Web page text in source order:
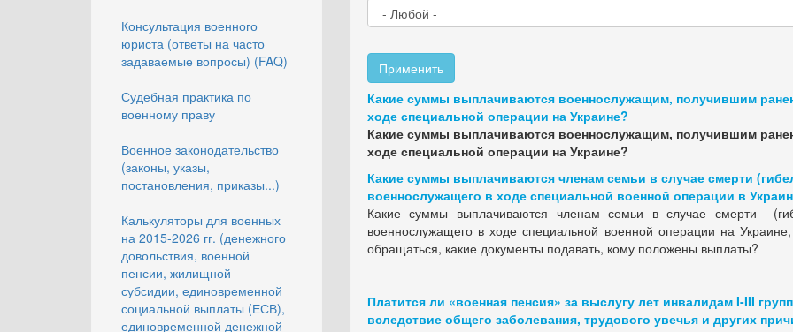
Консультация военного
юриста (ответы на часто
задаваемые вопросы) (FAQ)
Судебная практика по
военному праву
Военное законодательство
(законы, указы,
постановления, приказы...)
Калькуляторы для военных
на 2015-2026 гг. (денежного
довольствия, военной
пенсии, жилищной
субсидии, единовременной
социальной выплаты (ЕСВ),
единовременной денежной
Применить
Какие суммы выплачиваются военнослужащим, получившим
ходе специальной операции на Украине?
Какие суммы выплачиваются военнослужащим, получившим
ходе специальной операции на Украине?
Какие суммы выплачиваются членам семьи в случае смерти
военнослужащего в ходе специальной военной операции в
Какие суммы выплачиваются членам семьи в случае смерти
военнослужащего в ходе специальной военной операции на
обращаться, какие документы подавать, кому положены выплаты?
Платится ли «военная пенсия» за выслугу лет инвалидам I-III
вследствие общего заболевания, трудового увечья и других